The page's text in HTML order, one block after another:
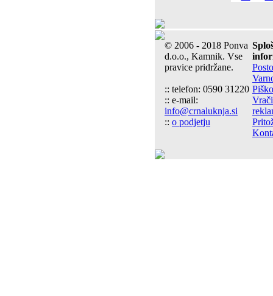
© 2006 - 2018 Ponva
d.o.o., Kamnik. Vse
pravice pridržane.
:: telefon: 0590 31220
:: e-mail:
info@crnaluknja.si
:: o podjetju